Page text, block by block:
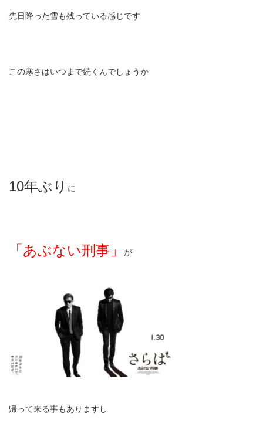
先日降った雪も残っている感じです
この寒さはいつまで続くんでしょうか
10年ぶり に
「あぶない刑事」 が
帰って来る事もありますし